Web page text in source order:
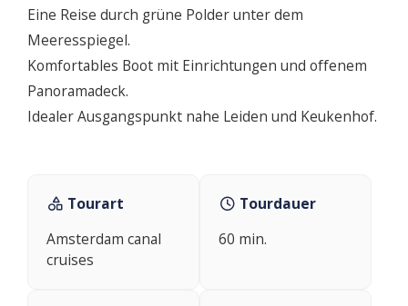
Eine Reise durch grüne Polder unter dem
Meeresspiegel.
Komfortables Boot mit Einrichtungen und offenem
Panoramadeck.
Idealer Ausgangspunkt nahe Leiden und Keukenhof.
Tourart
Amsterdam canal
cruises
Tourdauer
60 min.